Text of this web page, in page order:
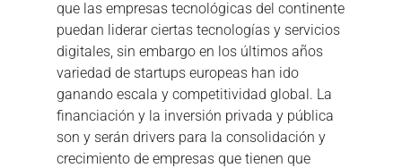
que las empresas tecnológicas del continente
puedan liderar ciertas tecnologías y servicios
digitales, sin embargo en los últimos años
variedad de startups europeas han ido
ganando escala y competitividad global. La
financiación y la inversión privada y pública
son y serán drivers para la consolidación y
crecimiento de empresas que tienen que